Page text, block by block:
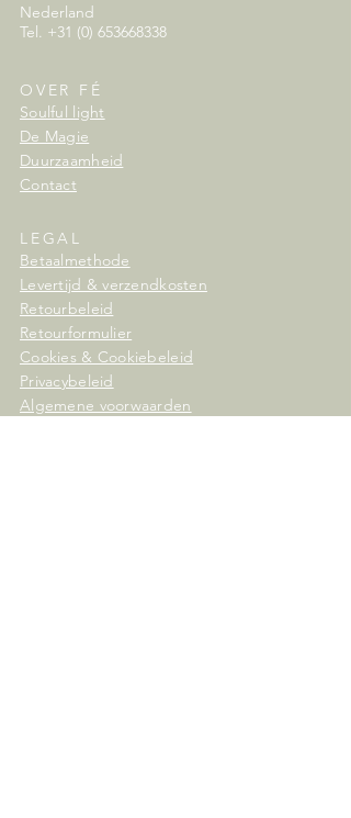
Nederland
Tel. +31 (0) 653668338
OVER FÉ
Soulful light
De Magie
Duurzaamheid
Contact
LEGAL
Betaalmethode
Levertijd & verzendkosten
Retourbeleid
Retourformulier
Cookies & Cookiebeleid
Privacybeleid
Algemene voorwaarden